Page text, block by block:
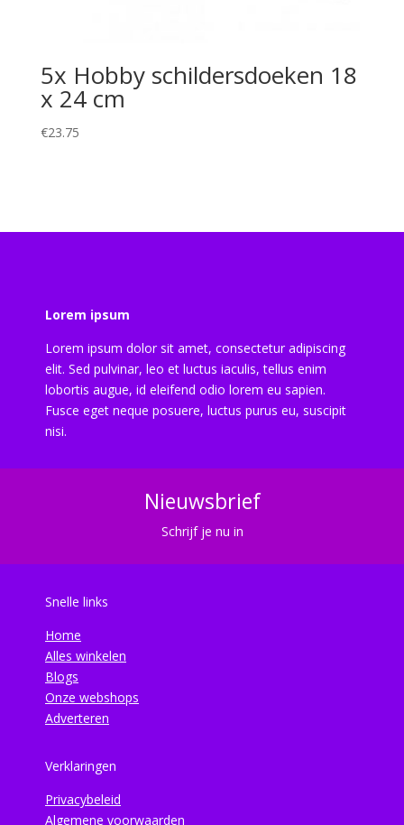
5x Hobby schildersdoeken 18
x 24 cm
€23.75
Lorem ipsum
Lorem ipsum dolor sit amet, consectetur adipiscing
elit. Sed pulvinar, leo et luctus iaculis, tellus enim
lobortis augue, id eleifend odio lorem eu sapien.
Fusce eget neque posuere, luctus purus eu, suscipit
nisi.
Nieuwsbrief
Schrijf je nu in
Snelle links
Home
Alles winkelen
Blogs
Onze webshops
Adverteren
Verklaringen
Privacybeleid
Algemene voorwaarden